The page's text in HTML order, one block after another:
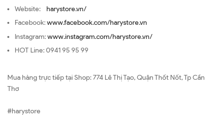
Website: harystore.vn/
Facebook:www.facebook.com/harystore.vn
Instagram:www.instagram.com/harystore.vn/
HOT Line: 0941 95 95 99
Mua hàng trực tiếp tại Shop: 774 Lê Thị Tạo, Quận Thốt Nốt, Tp Cần
Thơ
#harystore